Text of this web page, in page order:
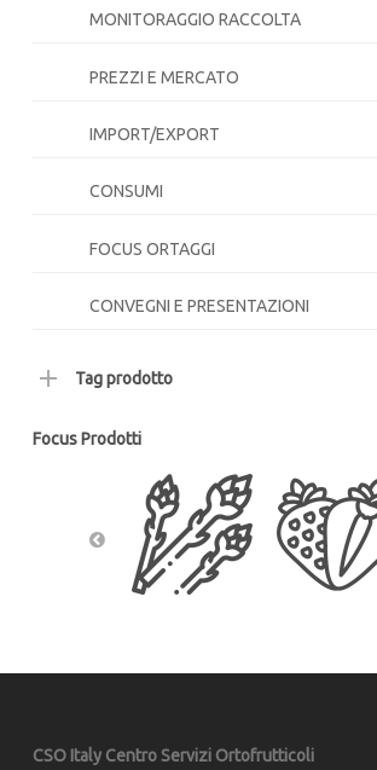
MONITORAGGIO RACCOLTA
PREZZI E MERCATO
IMPORT/EXPORT
CONSUMI
FOCUS ORTAGGI
CONVEGNI E PRESENTAZIONI
Tag prodotto
Focus Prodotti
CSO Italy Centro Servizi Ortofrutticoli